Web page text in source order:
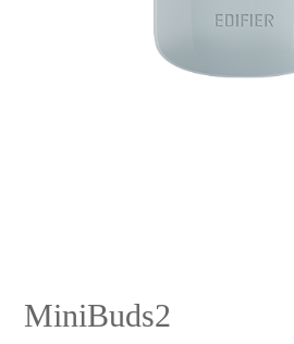
MiniBuds2